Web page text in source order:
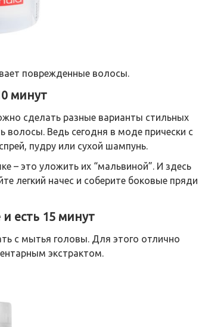
поврежденные волосы.
минут
сделать разные варианты стильных
волосы. Ведь сегодня в моде прически с
пудру или сухой шампунь.
– это уложить их “мальвиной”. И здесь
легкий начес и соберите боковые пряди
есть 15 минут
с мытья головы. Для этого отлично
экстрактом.